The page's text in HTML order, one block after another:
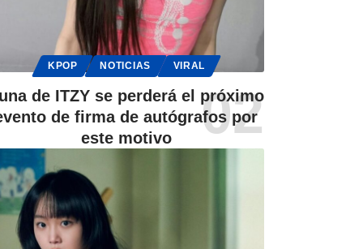
KPOP NOTICIAS VIRAL
de ITZY se perderá el próximo
de firma de autógrafos por
este motivo